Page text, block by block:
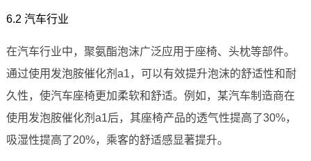
6.2 汽车行业
在汽车行业中，聚氨酯泡沫广泛应用于座椅、头枕等部件。
通过使用发泡胺催化剂a1，可以有效提升泡沫的舒适性和耐
久性，使汽车座椅更加柔软和舒适。例如，某汽车制造商在
使用发泡胺催化剂a1后，其座椅产品的透气性提高了30%，
吸湿性提高了20%，乘客的舒适感显著提升。